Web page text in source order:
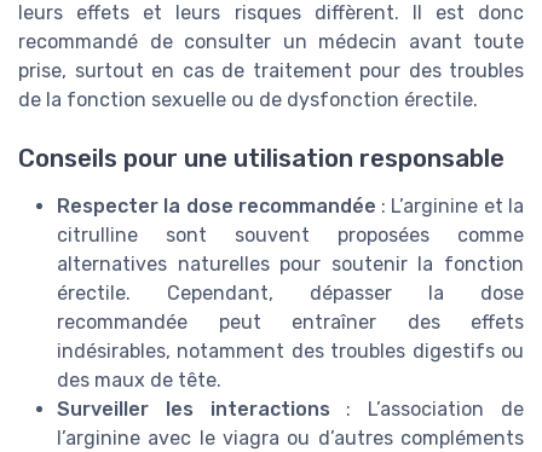
leurs effets et leurs risques diffèrent. Il est donc
recommandé de consulter un médecin avant toute
prise, surtout en cas de traitement pour des troubles
de la fonction sexuelle ou de dysfonction érectile.
Conseils pour une utilisation responsable
Respecter la dose recommandée : L’arginine et la
citrulline sont souvent proposées comme
alternatives naturelles pour soutenir la fonction
érectile. Cependant, dépasser la dose
recommandée peut entraîner des effets
indésirables, notamment des troubles digestifs ou
des maux de tête.
Surveiller les interactions : L’association de
l’arginine avec le viagra ou d’autres compléments